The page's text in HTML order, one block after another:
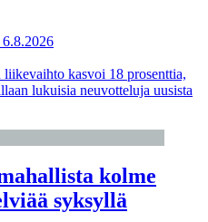
6.8.2026
kasvoi 18 prosenttia,
lukuisia neuvotteluja uusista
kolme
syksyllä